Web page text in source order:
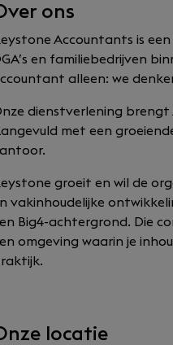
ons
Accountants is
en familiebedrijven
alleen: we
dienstverlening brengt
met een
groeit en wil de
vakinhoudelijke
Big4-achtergrond. Die
omgeving waarin je
locatie